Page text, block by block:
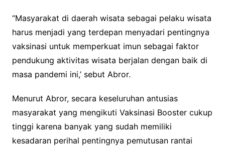
“Masyarakat di daerah wisata sebagai pelaku wisata
harus menjadi yang terdepan menyadari pentingnya
vaksinasi untuk memperkuat imun sebagai faktor
pendukung aktivitas wisata berjalan dengan baik di
masa pandemi ini,’ sebut Abror.
Menurut Abror, secara keseluruhan antusias
masyarakat yang mengikuti Vaksinasi Booster cukup
tinggi karena banyak yang sudah memiliki
kesadaran perihal pentingnya pemutusan rantai